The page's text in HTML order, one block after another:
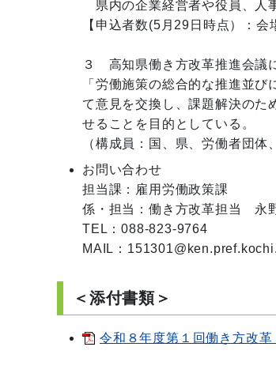
県内の企業経営者や役員、人
【申込者数(5月29日時点）：
３　高知県働き方改革推進会議
「労働施策の総合的な推進並
て意見を交換し、課題解決のた
せることを目的としている。
お問い合わせ
担当課：雇用労働政策課
係・担当：働き方改革担当　永
TEL：088-823-9764
MAIL：
＜添付書類＞
令和８年度第１回働き方改